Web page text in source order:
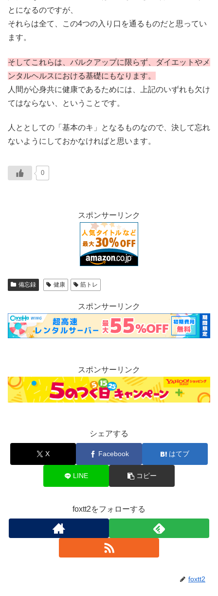
とになるのですが、
それらは全て、この4つの入り口を通るものだと思ってい
ます。
そしてこれらは、バルクアップに限らず、ダイエットやメ
ンタルヘルスにおける基礎にもなります。
人間が心身共に健康であるためには、上記のいずれも欠け
てはならない、ということです。
人ととしての「基本のキ」となるものなので、決して忘れ
ないようにしておかなければと思います。
0
スポンサーリンク
備忘録 健康 筋トレ
スポンサーリンク
スポンサーリンク
シェアする
X Facebook はてブ
LINE コピー
foxtt2をフォローする
foxtt2